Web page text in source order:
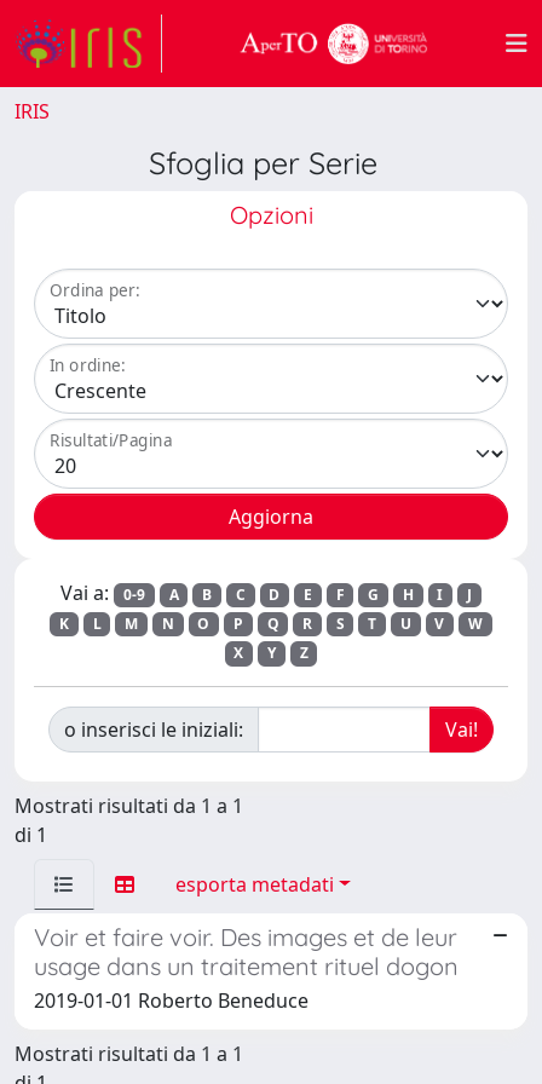
IRIS
Sfoglia per Serie
Opzioni
Ordina per:
In ordine:
Risultati/Pagina
Vai a: 0-9 A B C D E F G H I
J
K
L M N O P Q R S T U V
W
X
Y Z
o inserisci le iniziali:
Mostrati risultati da 1 a 1
di 1
esporta metadati
Voir et faire voir. Des images et de leur
usage dans un traitement rituel dogon
2019-01-01 Roberto Beneduce
Mostrati risultati da 1 a 1